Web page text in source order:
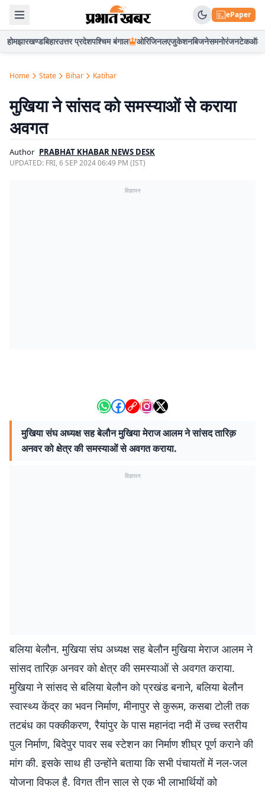
ePaper
होमझारखण्डबिहारउत्तर प्रदेशपश्चिम बंगाल ओरिजिनलएजुकेशनबिजनेसमनोरंजनटेकऑटो
Home State Bihar Katihar
मुखिया ने सांसद को समस्याओं से कराया
अवगत
Author PRABHAT KHABAR NEWS DESK
UPDATED: FRI, 6 SEP 2024 06:49 PM (IST)
विज्ञापन
मुखिया संघ अध्यक्ष सह बेलौन मुखिया मेराज आलम ने सांसद तारिक़
अनवर को क्षेत्र की समस्याओं से अवगत कराया.
विज्ञापन
बलिया बेलौन. मुखिया संघ अध्यक्ष सह बेलौन मुखिया मेराज आलम ने
सांसद तारिक़ अनवर को क्षेत्र की समस्याओं से अवगत कराया.
मुखिया ने सांसद से बलिया बेलौन को प्रखंड बनाने, बलिया बेलौन
स्वास्थ्य केंद्र का भवन निर्माण, मीनापुर से कुरूम, कसबा टोली तक
तटबंध का पक्कीकरण, रैयांपुर के पास महानंदा नदी में उच्च स्तरीय
पुल निर्माण, बिदेपुर पावर सब स्टेशन का निर्माण शीघ्र पूर्ण कराने की
मांग की. इसके साथ ही उन्होंने बताया कि सभी पंचायतों में नल-जल
योजना विफल है. विगत तीन साल से एक भी लाभार्थियों को